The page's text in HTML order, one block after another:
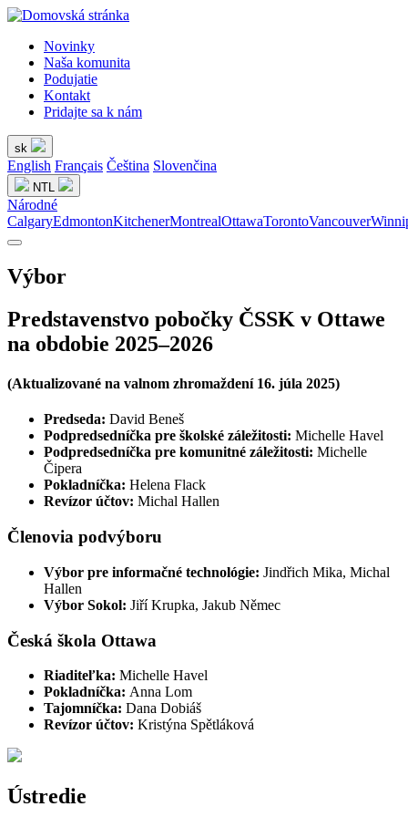
Novinky
Naša komunita
Podujatie
Kontakt
Pridajte sa k nám
sk
English Français Čeština Slovenčina
NTL
Národné
CalgaryEdmontonKitchenerMontrealOttawaTorontoVancouver
Výbor
Predstavenstvo pobočky ČSSK v Ottawe
na obdobie 2025–2026
(Aktualizované na valnom zhromaždení 16. júla 2025)
Predseda: David Beneš
Podpredsedníčka pre školské záležitosti: Michelle Havel
Podpredsedníčka pre komunitné záležitosti: Michelle
Čipera
Pokladníčka: Helena Flack
Revízor účtov: Michal Hallen
Členovia podvýboru
Výbor pre informačné technológie: Jindřich Mika, Michal
Hallen
Výbor Sokol: Jiří Krupka, Jakub Němec
Česká škola Ottawa
Riaditeľka: Michelle Havel
Pokladníčka: Anna Lom
Tajomníčka: Dana Dobiáš
Revízor účtov: Kristýna Spětláková
Ústredie